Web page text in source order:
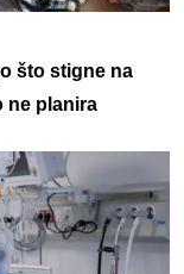
što stigne na
ne planira